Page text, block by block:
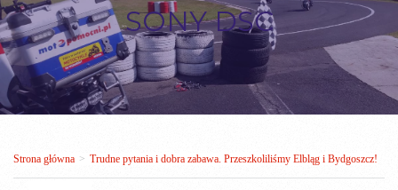
SONY DSC
Strona główna > Trudne pytania i dobra zabawa. Przeszkoliliśmy Elbląg i Bydgoszcz!